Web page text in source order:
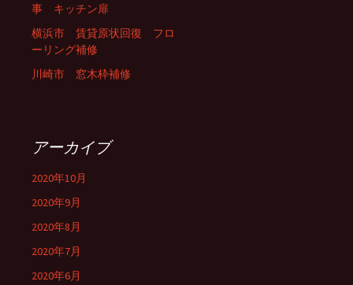
事 キッチン扉
横浜市 賃貸原状回復 フロ
ーリング補修
川崎市 窓木枠補修
アーカイブ
2020年10月
2020年9月
2020年8月
2020年7月
2020年6月